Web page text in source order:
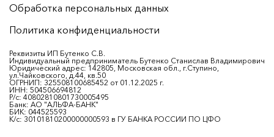
Обработка персональных данных
Политика конфиденциальности
Реквизиты ИП Бутенко С.В.
Индивидуальный предприниматель Бутенко Станислав Владимирович
Юридический адрес: 142805, Московская обл., г.Ступино,
ул.Чайковского, д.44, кв.50
ОГРНИП: 325508100685452 от 01.12.2025 г.
ИНН: 504506694812
Р/с: 40802810801730005495
Банк: АО "АЛЬФА-БАНК"
БИК: 044525593
К/с: 30101810200000000593 в ГУ БАНКА РОССИИ ПО ЦФО